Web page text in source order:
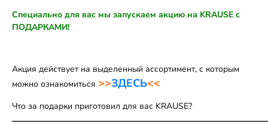
Специально для вас мы запускаем акцию на KRAUSE с
ПОДАРКАМИ!
Акция действует на выделенный ассортимент, с которым
можно ознакомиться >>ЗДЕСЬ<<
Что за подарки приготовил для вас KRAUSE?